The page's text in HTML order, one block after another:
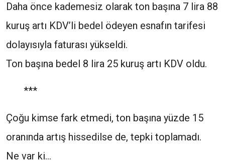
Daha önce kademesiz olarak ton başına 7 lira 88
kuruş artı KDV’li bedel ödeyen esnafın tarifesi
dolayısıyla faturası yükseldi.
Ton başına bedel 8 lira 25 kuruş artı KDV oldu.
***
Çoğu kimse fark etmedi, ton başına yüzde 15
oranında artış hissedilse de, tepki toplamadı.
Ne var ki…